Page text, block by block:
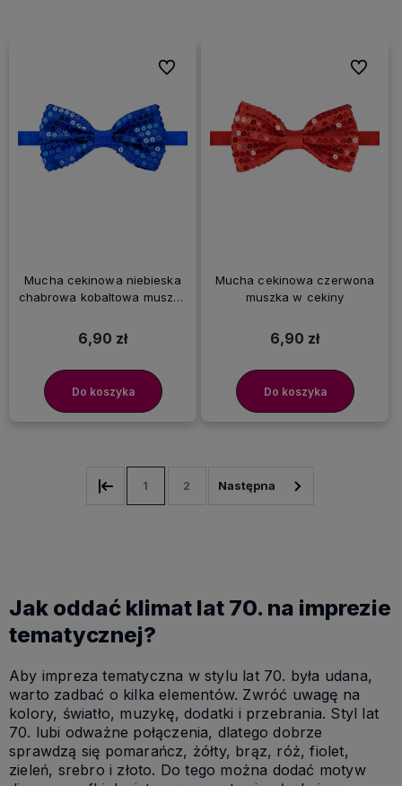
Mucha cekinowa niebieska
chabrowa kobaltowa muszka
6,90 zł
Do koszyka
Do ulubionych
Mucha cekinowa czerwona
muszka w cekiny
6,90 zł
Do koszyka
Do
1 2
Jak oddać klimat lat 70. na imprezie
tematycznej?
Aby impreza tematyczna w stylu lat 70. była udana,
warto zadbać o kilka elementów. Zwróć uwagę na
kolory, światło, muzykę, dodatki i przebrania. Styl lat
70. lubi odważne połączenia, dlatego dobrze
sprawdzą się pomarańcz, żółty, brąz, róż, fiolet,
zieleń, srebro i złoto. Do tego można dodać motyw